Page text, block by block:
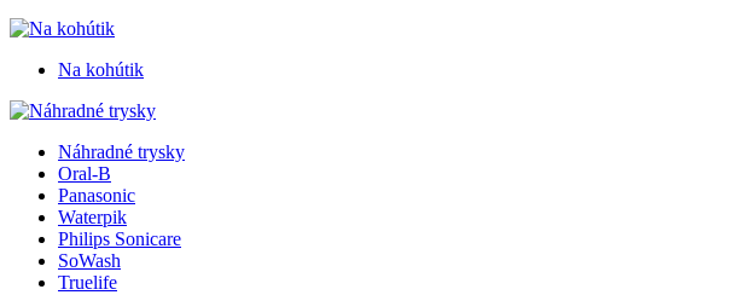
Na kohútik
Náhradné trysky
Oral-B
Panasonic
Waterpik
Philips Sonicare
SoWash
Truelife